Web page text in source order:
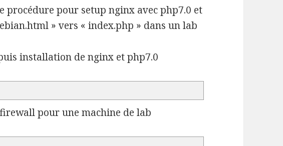
procédure pour setup nginx avec php7.0 et
» vers « index.php » dans un lab
installation de nginx et php7.0
pour une machine de lab